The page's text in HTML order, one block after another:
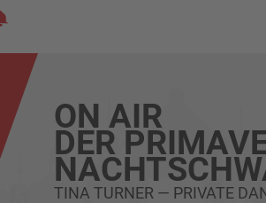
ON AIR
DER
TINA TURNER — PRIVATE